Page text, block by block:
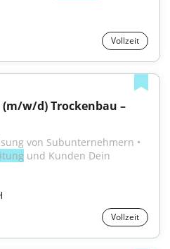
Vollzeit
von Subunternehmern •
und Kunden Dein
Vollzeit